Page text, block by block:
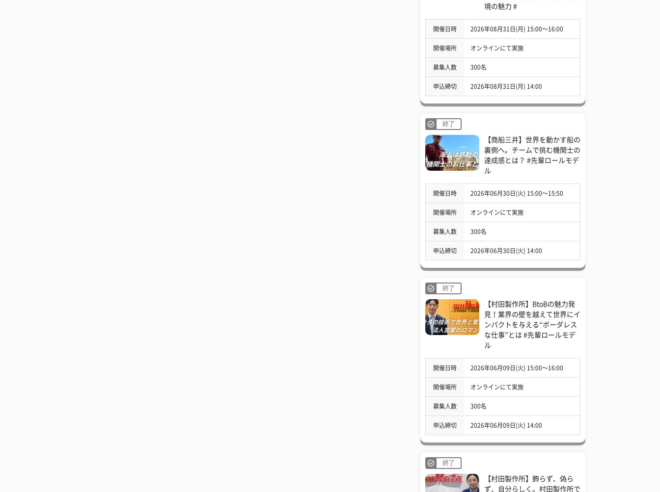
境の魅力 #
開催日時 2026年08月31日(月) 15:00〜16:00
開催場所 オンラインにて実施
募集人数 300名
申込締切 2026年08月31日(月) 14:00
終了
【商船三井】世界を動かす船の
裏側へ。チームで挑む機関士の
達成感とは？ #先輩ロールモデ
ル
開催日時 2026年06月30日(火) 15:00〜15:50
開催場所 オンラインにて実施
募集人数 300名
申込締切 2026年06月30日(火) 14:00
終了
【村田製作所】BtoBの魅力発
見！業界の壁を越えて世界にイ
ンパクトを与える“ボーダレス
な仕事”とは #先輩ロールモデ
ル
開催日時 2026年06月09日(火) 15:00〜16:00
開催場所 オンラインにて実施
募集人数 300名
申込締切 2026年06月09日(火) 14:00
終了
【村田製作所】飾らず、偽ら
ず、自分らしく。村田製作所で